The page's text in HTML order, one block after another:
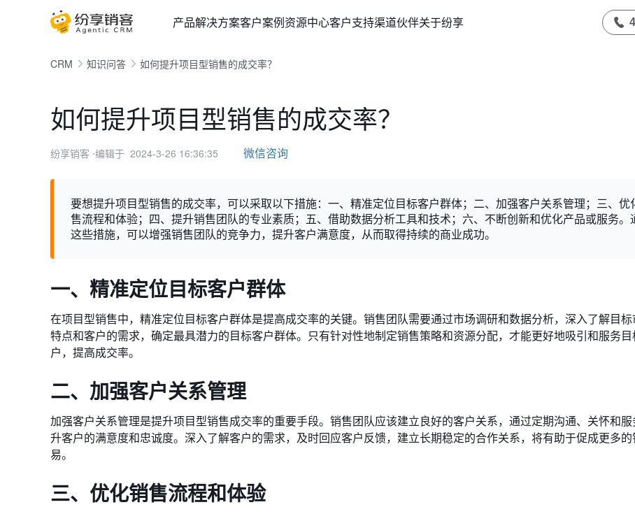
产品解决方案客户案例资源中心客户支持渠道伙伴关于纷享
CRM 知识问答 如何提升项目型销售的成交率？
如何提升项目型销售的成交率？
纷享销客 ⋅编辑于 2024-3-26 16:36:35 微信咨询
要想提升项目型销售的成交率，可以采取以下措施：一、精准定位目标客户群体；二、加强客户关系管理；三、优
售流程和体验；四、提升销售团队的专业素质；五、借助数据分析工具和技术；六、不断创新和优化产品或服务。
这些措施，可以增强销售团队的竞争力，提升客户满意度，从而取得持续的商业成功。
一、精准定位目标客户群体
在项目型销售中，精准定位目标客户群体是提高成交率的关键。销售团队需要通过市场调研和数据分析，深入了解目标
特点和客户的需求，确定最具潜力的目标客户群体。只有针对性地制定销售策略和资源分配，才能更好地吸引和服务
户，提高成交率。
二、加强客户关系管理
加强客户关系管理是提升项目型销售成交率的重要手段。销售团队应该建立良好的客户关系，通过定期沟通、关怀和服
升客户的满意度和忠诚度。深入了解客户的需求，及时回应客户反馈，建立长期稳定的合作关系，将有助于促成更多的
易。
三、优化销售流程和体验